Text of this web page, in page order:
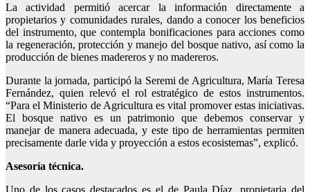
La actividad permitió acercar la información directamente a
propietarios y comunidades rurales, dando a conocer los beneficios
del instrumento, que contempla bonificaciones para acciones como
la regeneración, protección y manejo del bosque nativo, así como la
producción de bienes madereros y no madereros.
Durante la jornada, participó la Seremi de Agricultura, María Teresa
Fernández, quien relevó el rol estratégico de estos instrumentos.
“Para el Ministerio de Agricultura es vital promover estas iniciativas.
El bosque nativo es un patrimonio que debemos conservar y
manejar de manera adecuada, y este tipo de herramientas permiten
precisamente darle vida y proyección a estos ecosistemas”, explicó.
Asesoría técnica.
Uno de los casos destacados es el de Paula Díaz, propietaria del